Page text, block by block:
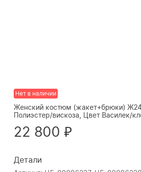
Нет в наличии
Женский костюм (жакет+брюки)
Полиэстер/вискоза, Цвет Василек/
22 800 ₽
Детали